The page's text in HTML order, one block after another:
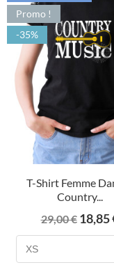
T-Shirt Femme
Country...
Prix
de
29,00 € Prix
18,85
Promo !
-35%